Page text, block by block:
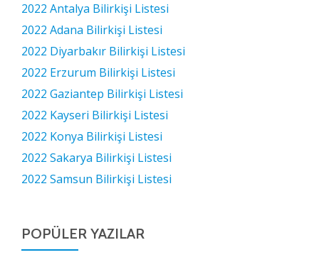
2022 Antalya Bilirkişi Listesi
2022 Adana Bilirkişi Listesi
2022 Diyarbakır Bilirkişi Listesi
2022 Erzurum Bilirkişi Listesi
2022 Gaziantep Bilirkişi Listesi
2022 Kayseri Bilirkişi Listesi
2022 Konya Bilirkişi Listesi
2022 Sakarya Bilirkişi Listesi
2022 Samsun Bilirkişi Listesi
POPÜLER YAZILAR